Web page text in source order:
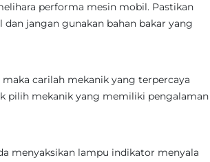
performa mesin mobil. Pastikan
jangan gunakan bahan bakar yang
carilah mekanik yang terpercaya
pilih mekanik yang memiliki pengalaman
menyaksikan lampu indikator menyala